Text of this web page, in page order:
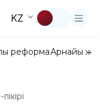
KZ
реформаАрнайы